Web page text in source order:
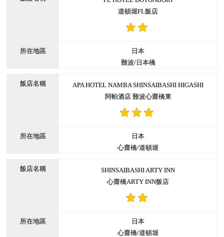
道頓堀FL飯店
日本
難波/日本橋
APA HOTEL NAMBA SHINSAIBASHI HIGASHI
阿帕酒店 難波心齋橋東
日本
心齋橋/道頓堀
SHINSAIBASHI ARTY INN
心齋橋ARTY INN飯店
日本
心齋橋/道頓堀